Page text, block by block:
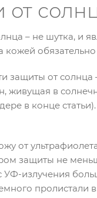
от
– не шутка, и
защиты от
живущая в
в конце
от
защиты не
УФ-излучения
пролистали